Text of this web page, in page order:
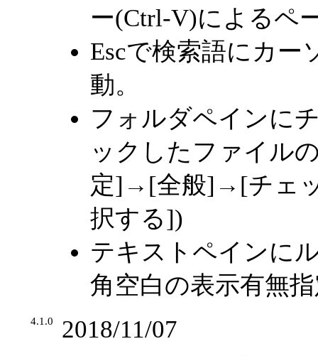
ー(Ctrl-V)によるペ
Escで検索語にカー
動。
フォルダペインに
ックしたファイル
定]→[全般]→[チェ
択する])
テキストペインに
角空白の表示有無
4.1.0
2018/11/07